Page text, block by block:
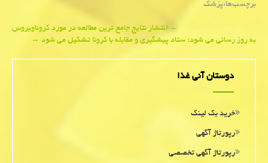
برچسب‌ها:پزشك
navigation
←انتشار نتایج جامع ترین مطالعه در مورد كروناویروس
به روز رسانی می شود؛ ستاد پیشگیری و مقابله با كرونا تشكیل می شود→
دوستان آنی غذا
خرید بک لینک
رپورتاژ آگهی
رپورتاژ آگهی تخصصی